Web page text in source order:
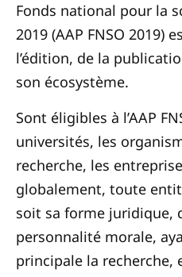
Fonds national pour la
2019 (AAP FNSO 2019)
l’édition, de la
son écosystème.
Sont éligibles à l’AAP
universités, les
recherche, les
globalement, toute
soit sa forme juridique,
personnalité morale,
principale la recherche,